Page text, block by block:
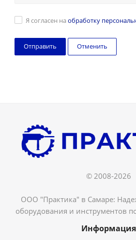
Я согласен на обработку
Отменить
© 2008-2026
ООО "Практика" в Самаре:
оборудования и инструментов
Информация